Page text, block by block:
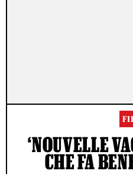
‘NOUVELLE
CHE FA